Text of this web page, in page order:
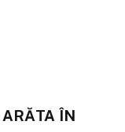
ÎN